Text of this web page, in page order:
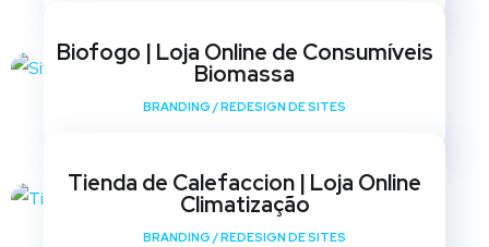
Biofogo | Loja Online de Consumíveis
Biomassa
BRANDING /REDESIGN DE SITES
Tienda de Calefaccion | Loja Online
Climatização
BRANDING /REDESIGN DE SITES